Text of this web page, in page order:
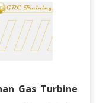
Gas Turbine